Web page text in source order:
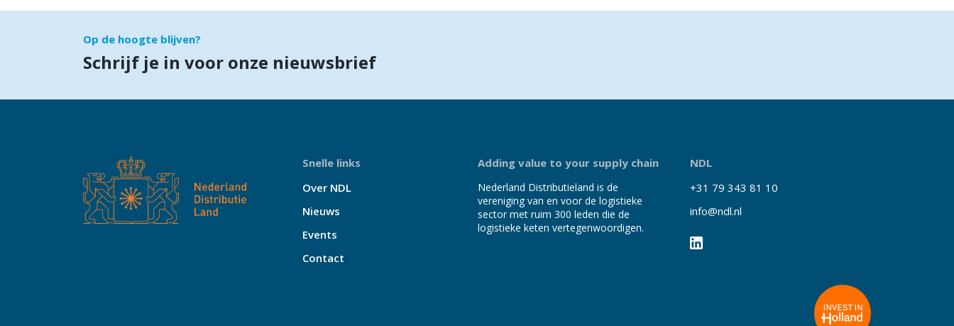
Op de hoogte blijven?
Schrijf je in voor onze nieuwsbrief
Snelle links
Over NDL
Nieuws
Events
Contact
Adding value to your supply chain
Nederland Distributieland is de
vereniging van en voor de logistieke
sector met ruim 300 leden die de
logistieke keten vertegenwoordigen.
NDL
+31 79 343 81 10
info@ndl.nl